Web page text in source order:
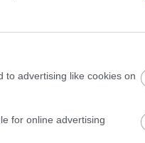
to advertising like cookies on
for online advertising